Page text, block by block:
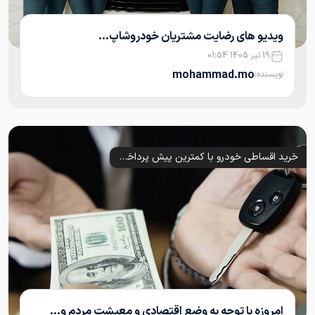
ویدیو های رضایت مشتریان خودروشاپ...
19 تیر 1405 01:54
نویسنده:mohammad.mo
خرید اقساطی خودرو با کمترین پیش پرداخت
امروزه با توجه به وضع اقتصادی و معیشت مردم و...